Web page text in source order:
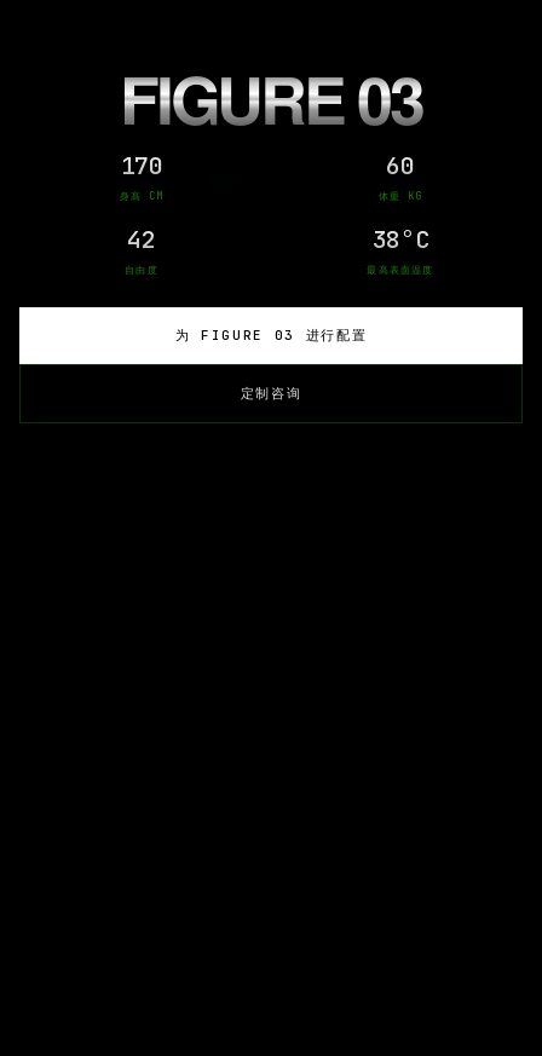
FIGURE 03
170
身高 CM
60
体重 KG
42
自由度
38°C
最高表面温度
为 FIGURE 03 进行配置
定制咨询